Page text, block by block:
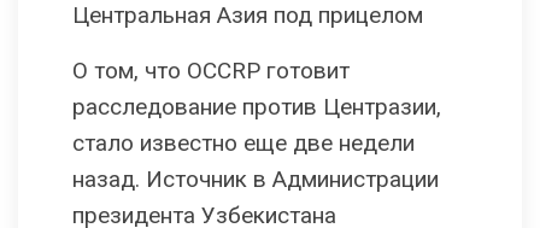
Центральная Азия под прицелом
О том, что OCCRP готовит
расследование против Центразии,
стало известно еще две недели
назад. Источник в Администрации
президента Узбекистана